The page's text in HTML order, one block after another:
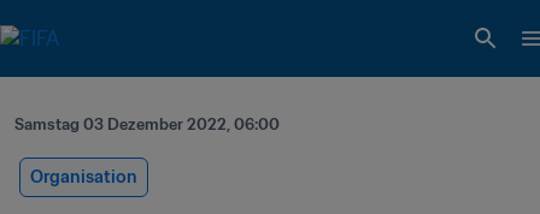
Samstag 03 Dezember 2022, 06:00
Organisation